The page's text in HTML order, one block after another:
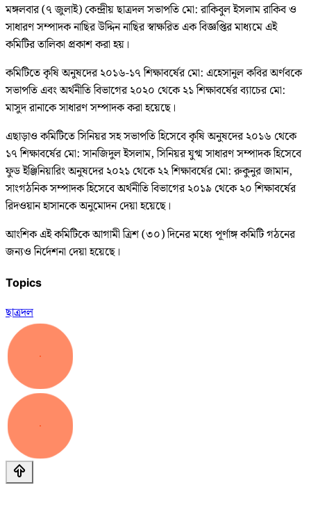
মঙ্গলবার (৭ জুলাই) কেন্দ্রীয় ছাত্রদল সভাপতি মো: রাকিবুল ইসলাম রাকিব ও
সাধারণ সম্পাদক নাছির উদ্দিন নাছির স্বাক্ষরিত এক বিজ্ঞপ্তির মাধ্যমে এই
কমিটির তালিকা প্রকাশ করা হয়।
কমিটিতে কৃষি অনুষদের ২০১৬-১৭ শিক্ষাবর্ষের মো: এহেসানুল কবির অর্ণবকে
সভাপতি এবং অর্থনীতি বিভাগের ২০২০ থেকে ২১ শিক্ষাবর্ষের ব্যাচের মো:
মাসুদ রানাকে সাধারণ সম্পাদক করা হয়েছে।
এছাড়াও কমিটিতে সিনিয়র সহ সভাপতি হিসেবে কৃষি অনুষদের ২০১৬ থেকে
১৭ শিক্ষাবর্ষের মো: সানজিদুল ইসলাম, সিনিয়র যুগ্ম সাধারণ সম্পাদক হিসেবে
ফুড ইঞ্জিনিয়ারিং অনুষদের ২০২১ থেকে ২২ শিক্ষাবর্ষের মো: রুকুনুর জামান,
সাংগঠনিক সম্পাদক হিসেবে অর্থনীতি বিভাগের ২০১৯ থেকে ২০ শিক্ষাবর্ষের
রিদওয়ান হাসানকে অনুমোদন দেয়া হয়েছে।
আংশিক এই কমিটিকে আগামী ত্রিশ (৩০) দিনের মধ্যে পূর্ণাঙ্গ কমিটি গঠনের
জন্যও নির্দেশনা দেয়া হয়েছে।
Topics
ছাত্রদল